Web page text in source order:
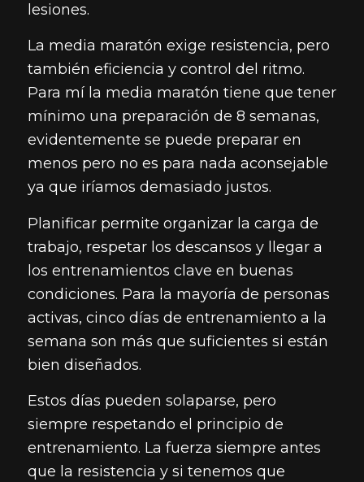
lesiones.
La media maratón exige resistencia, pero
también eficiencia y control del ritmo.
Para mí la media maratón tiene que tener
mínimo una preparación de 8 semanas,
evidentemente se puede preparar en
menos pero no es para nada aconsejable
ya que iríamos demasiado justos.
Planificar permite organizar la carga de
trabajo, respetar los descansos y llegar a
los entrenamientos clave en buenas
condiciones. Para la mayoría de personas
activas, cinco días de entrenamiento a la
semana son más que suficientes si están
bien diseñados.
Estos días pueden solaparse, pero
siempre respetando el principio de
entrenamiento. La fuerza siempre antes
que la resistencia y si tenemos que